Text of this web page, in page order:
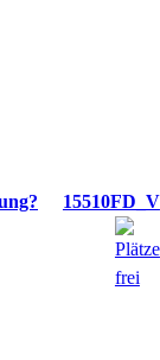
15510FD_V